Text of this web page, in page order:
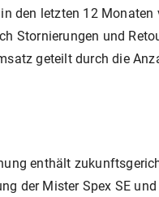
den letzten 12
Stornierungen und
geteilt durch die
enthält
der Mister Spex SE